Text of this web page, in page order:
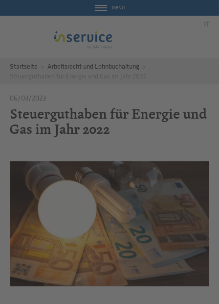
MENU
IT
Startseite
Arbeitsrecht und Lohnbuchaltung
06/03/2023
Steuerguthaben für Energie und
Gas im Jahr 2022